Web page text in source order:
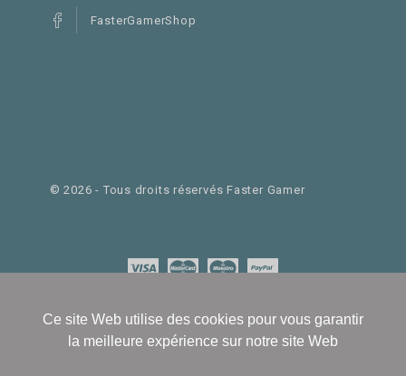
FasterGamerShop
©2026 - Tous droits réservés Faster Gamer
Ce site Web utilise des cookies pour vous garantir
la meilleure expérience sur notre site Web